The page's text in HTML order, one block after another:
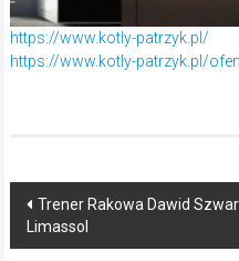
https://www.kotly-patrzyk.pl/
https://www.kotly-patrzyk.pl/
Post
navigation
Trener Rakowa Dawid
Limassol